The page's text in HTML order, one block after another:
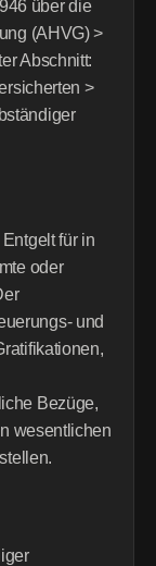
über die
(AHVG) >
Abschnitt:
>
für in
oder
und
Bezüge,
wesentlichen